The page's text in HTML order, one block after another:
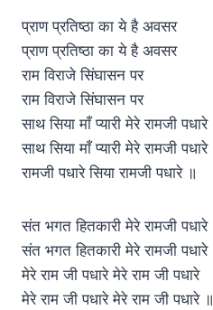
प्राण प्रतिष्ठा का ये है अवसर
प्राण प्रतिष्ठा का ये है अवसर
राम विराजे सिंघासन पर
राम विराजे सिंघासन पर
साथ सिया माँ प्यारी मेरे रामजी पधारे
साथ सिया माँ प्यारी मेरे रामजी पधारे
रामजी पधारे सिया रामजी पधारे ॥
संत भगत हितकारी मेरे रामजी पधारे
संत भगत हितकारी मेरे रामजी पधारे
मेरे राम जी पधारे मेरे राम जी पधारे
मेरे राम जी पधारे मेरे राम जी पधारे ॥